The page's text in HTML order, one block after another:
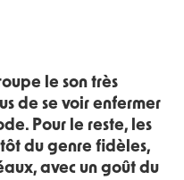
le son très
de se voir enfermer
Pour le reste, les
du genre fidèles,
avec un goût du